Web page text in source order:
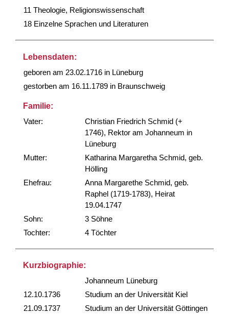
11 Theologie, Religionswissenschaft
18 Einzelne Sprachen und Literaturen
Lebensdaten:
geboren am 23.02.1716 in Lüneburg
gestorben am 16.11.1789 in Braunschweig
Familie:
Vater:
Christian Friedrich Schmid (+
1746), Rektor am Johanneum in
Lüneburg
Mutter:
Katharina Margaretha Schmid, geb.
Hölling
Ehefrau:
Anna Margarethe Schmid, geb.
Raphel (1719-1783), Heirat
19.04.1747
Sohn:
3 Söhne
Tochter:
4 Töchter
Kurzbiographie:
Johanneum Lüneburg
12.10.1736
Studium an der Universität Kiel
21.09.1737
Studium an der Universität Göttingen